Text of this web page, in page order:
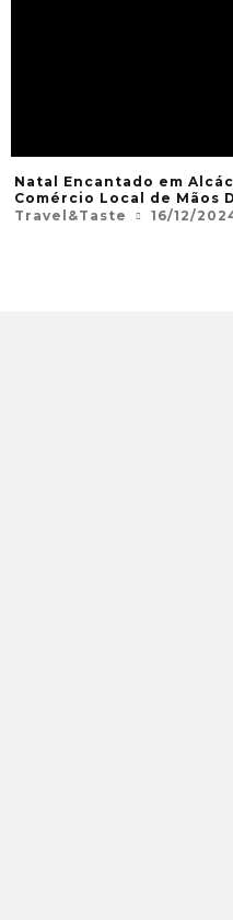
Natal Encantado em
Comércio Local de Mãos
Travel&Taste
16/12/